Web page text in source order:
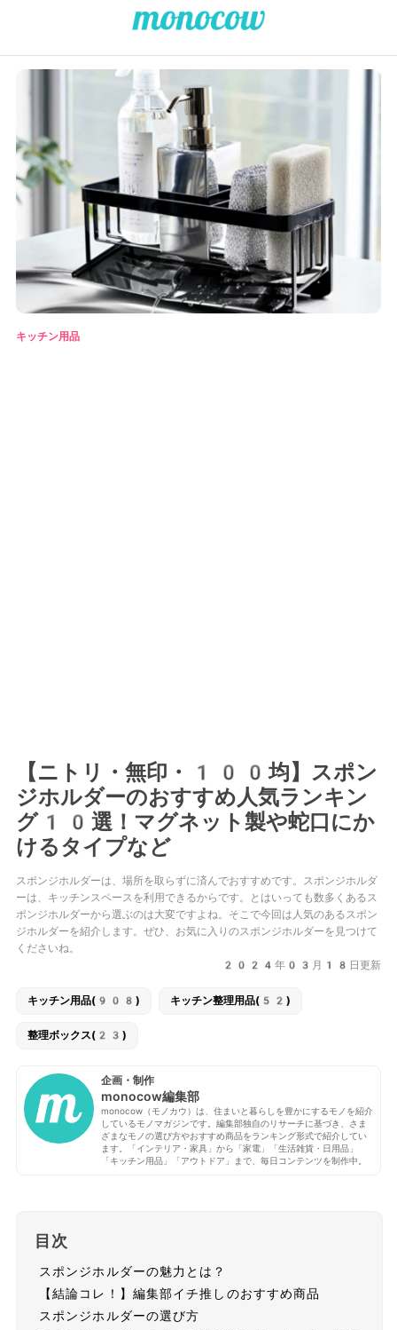
キッチン用品
【ニトリ・無印・100均】スポン
ジホルダーのおすすめ人気ランキン
グ10選！マグネット製や蛇口にか
けるタイプなど
スポンジホルダーは、場所を取らずに済んでおすすめです。スポンジホルダ
ーは、キッチンスペースを利用できるからです。とはいっても数多くあるス
ポンジホルダーから選ぶのは大変ですよね。そこで今回は人気のあるスポン
ジホルダーを紹介します。ぜひ、お気に入りのスポンジホルダーを見つけて
くださいね。
2024年03月18日更新
キッチン用品(908) キッチン整理用品(52)
整理ボックス(23)
企画・制作
monocow編集部
monocow（モノカウ）は、住まいと暮らしを豊かにするモノを紹介
しているモノマガジンです。編集部独自のリサーチに基づき、さま
ざまなモノの選び方やおすすめ商品をランキング形式で紹介してい
ます。「インテリア・家具」から「家電」「生活雑貨・日用品」
「キッチン用品」「アウトドア」まで、毎日コンテンツを制作中。
目次
スポンジホルダーの魅力とは？
【結論コレ！】編集部イチ推しのおすすめ商品
スポンジホルダーの選び方